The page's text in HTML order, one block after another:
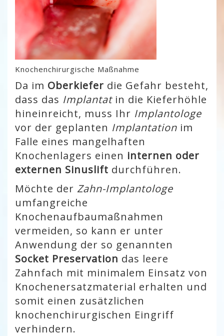
Knochenchirurgische Maßnahme
Da im Oberkiefer die Gefahr besteht,
dass das Implantat in die Kieferhöhle
hineinreicht, muss Ihr Implantologe
vor der geplanten Implantation im
Falle eines mangelhaften
Knochenlagers einen internen oder
externen Sinuslift durchführen.
Möchte der Zahn-Implantologe
umfangreiche
Knochenaufbaumaßnahmen
vermeiden, so kann er unter
Anwendung der so genannten
Socket Preservation das leere
Zahnfach mit minimalem Einsatz von
Knochenersatzmaterial erhalten und
somit einen zusätzlichen
knochenchirurgischen Eingriff
verhindern.